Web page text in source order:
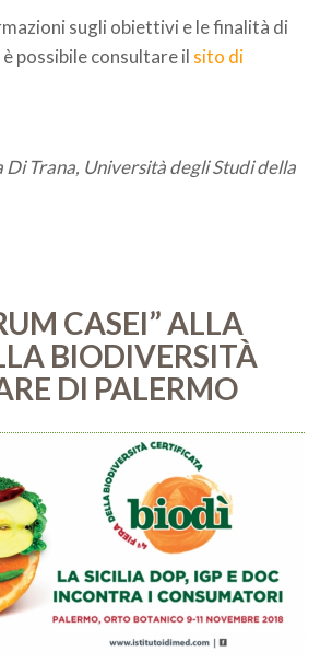
sugli obiettivi e le finalità di
possibile consultare il sito di
Trana, Università degli Studi della
CASEI” ALLA
BIODIVERSITÀ
DI PALERMO